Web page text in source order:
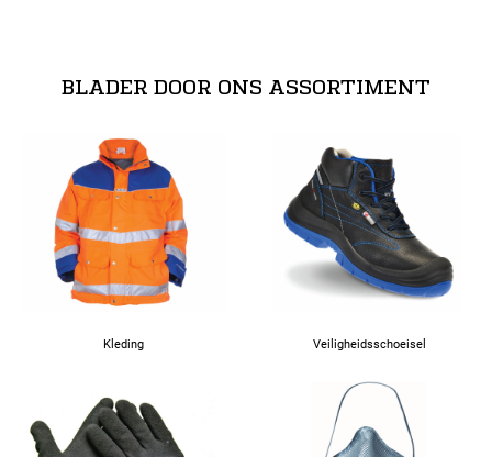
BLADER DOOR ONS ASSORTIMENT
Kleding Veiligheidsschoeisel